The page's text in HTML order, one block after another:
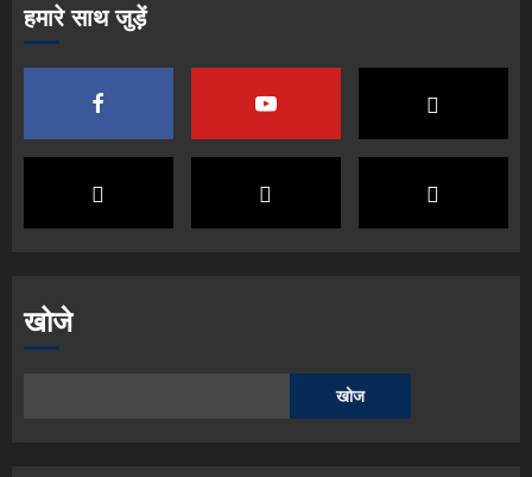
हमारे साथ जुड़ें
खोजे
खोज